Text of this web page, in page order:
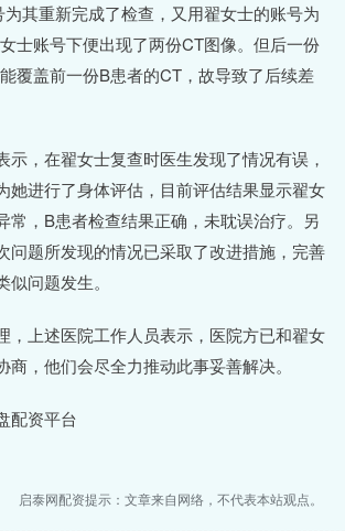
其重新完成了检查，又用翟女士的账号为
士账号下便出现了两份CT图像。但后一份
覆盖前一份B患者的CT，故导致了后续差
示，在翟女士复查时医生发现了情况有误，
她进行了身体评估，目前评估结果显示翟女
常，B患者检查结果正确，未耽误治疗。另
问题所发现的情况已采取了改进措施，完善
问题发生。
，上述医院工作人员表示，医院方已和翟女
商，他们会尽全力推动此事妥善解决。
配资平台
启泰网配资提示：文章来自网络，不代表本站观点。